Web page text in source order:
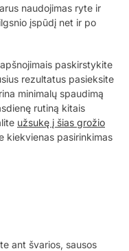
naudojimas ryte ir
įspūdį net ir po
paskirstykite
rezultatus pasieksite
minimalų spaudimą
rutiną kitais
užsukę į šias grožio
kiekvienas pasirinkimas
ant švarios, sausos